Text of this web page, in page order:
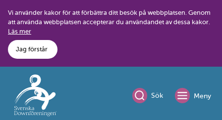
content
Vi använder kakor för att förbättra ditt besök på webbplatsen. Genom
att använda webbplatsen accepterar du användandet av dessa kakor.
Läs mer
Jag förstår
Sök Meny